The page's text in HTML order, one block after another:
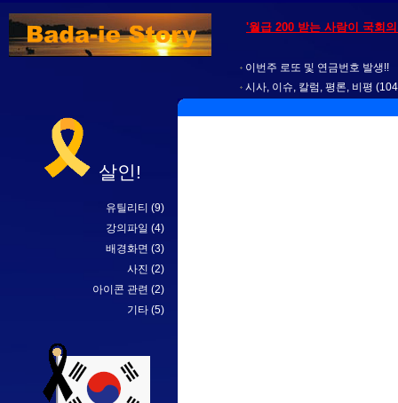
'월급 200 받는 사람이 국회
이번주 로또 및 연금번호 발생!!
시사, 이슈, 칼럼, 평론, 비평
살인!
유틸리티 (9)
강의파일 (4)
배경화면 (3)
사진 (2)
아이콘 관련 (2)
기타 (5)